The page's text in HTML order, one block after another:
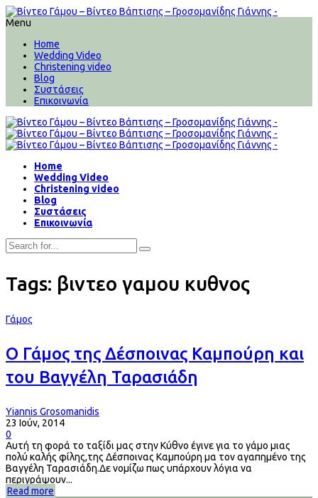
Menu
Home
Wedding Video
Christening video
Blog
Συστάσεις
Επικοινωνία
Home
Wedding Video
Christening video
Blog
Συστάσεις
Επικοινωνία
Tags: βιντεο γαμου κυθνος
Γάμος
Ο Γάμος της Δέσποινας Καμπούρη και
του Βαγγέλη Ταρασιάδη
Yiannis Grosomanidis
23 Ιούν, 2014
0
Aυτή τη φορά το ταξίδι μας στην Κύθνο έγινε για το γάμο μιας
πολύ καλής φίλης,της Δέσποινας Καμπούρη μα τον αγαπημένο της
Βαγγέλη Ταρασιάδη.Δε νομίζω πως υπάρχουν λόγια να
περιγράψουν...
Read more